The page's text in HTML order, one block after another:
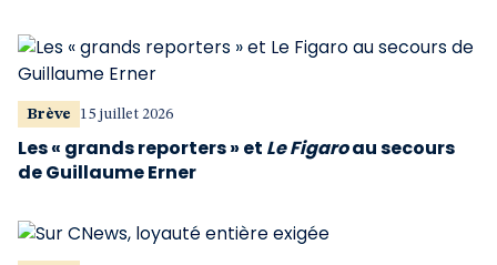
Brève 15 juillet 2026
Les « grands reporters » et Le Figaroau secours
de Guillaume Erner